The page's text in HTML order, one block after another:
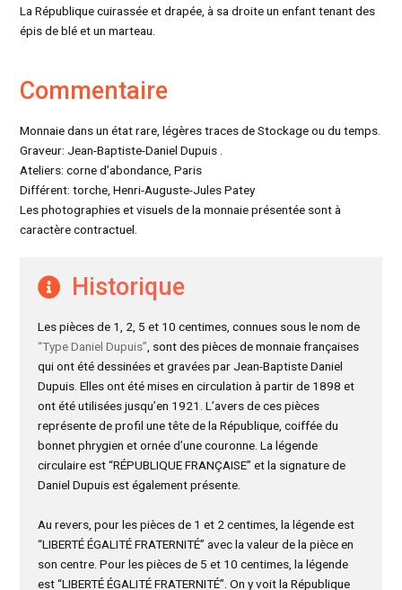
La République cuirassée et drapée, à sa droite un enfant tenant des
épis de blé et un marteau.
Commentaire
Monnaie dans un état rare, légères traces de Stockage ou du temps.
Graveur: Jean-Baptiste-Daniel Dupuis .
Ateliers: corne d’abondance, Paris
Différent: torche, Henri-Auguste-Jules Patey
Les photographies et visuels de la monnaie présentée sont à
caractère contractuel.
Historique
Les pièces de 1, 2, 5 et 10 centimes, connues sous le nom de
“Type Daniel Dupuis” , sont des pièces de monnaie françaises
qui ont été dessinées et gravées par Jean-Baptiste Daniel
Dupuis. Elles ont été mises en circulation à partir de 1898 et
ont été utilisées jusqu’en 1921. L’avers de ces pièces
représente de profil une tête de la République, coiffée du
bonnet phrygien et ornée d’une couronne. La légende
circulaire est “RÉPUBLIQUE FRANÇAISE” et la signature de
Daniel Dupuis est également présente.
Au revers, pour les pièces de 1 et 2 centimes, la légende est
“LIBERTÉ ÉGALITÉ FRATERNITÉ” avec la valeur de la pièce en
son centre. Pour les pièces de 5 et 10 centimes, la légende
est “LIBERTÉ ÉGALITÉ FRATERNITÉ”. On y voit la République